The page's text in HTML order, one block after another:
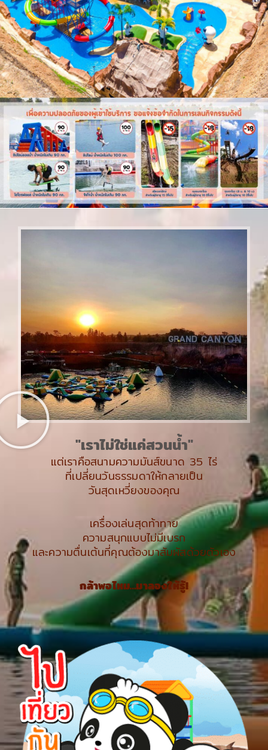
สวนน้ำ
แกรนด์แคนยอน
สนามความ
มันส์ระดับเอ็กซ์
ตรีม เครื่องเล่น
ขีดจำกัด ท่ามกลางธรรมชาติที่ไม่
เหมือนใคร
"เราไม่ใช่แค่สวนน้ำ"
แต่เราคือสนามความมันส์ขนาด 35 ไร่
ที่เปลี่ยนวันธรรมดาให้กลายเป็น
วันสุดเหวี่ยงของคุณ
เครื่องเล่นสุดท้าทาย
ความสนุกแบบไม่มีเบรก
และความตื่นเต้นที่คุณต้องมาสัมผัสด้วยตัวเอง
กล้าพอไหม…มาลองให้รู้!